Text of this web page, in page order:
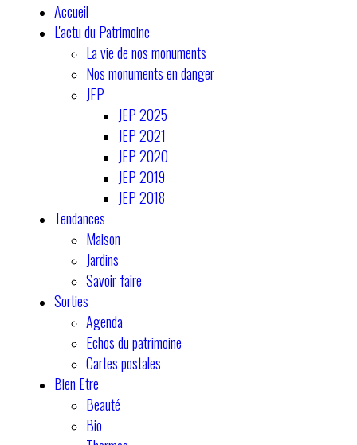
Accueil
L'actu du Patrimoine
La vie de nos monuments
Nos monuments en danger
JEP
JEP 2025
JEP 2021
JEP 2020
JEP 2019
JEP 2018
Tendances
Maison
Jardins
Savoir faire
Sorties
Agenda
Echos du patrimoine
Cartes postales
Bien Etre
Beauté
Bio